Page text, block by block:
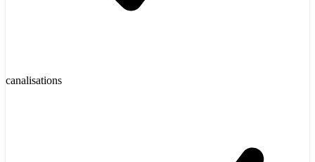
canalisations